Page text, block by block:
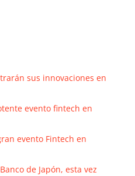
sus innovaciones en
evento fintech en
evento Fintech en
de Japón, esta vez